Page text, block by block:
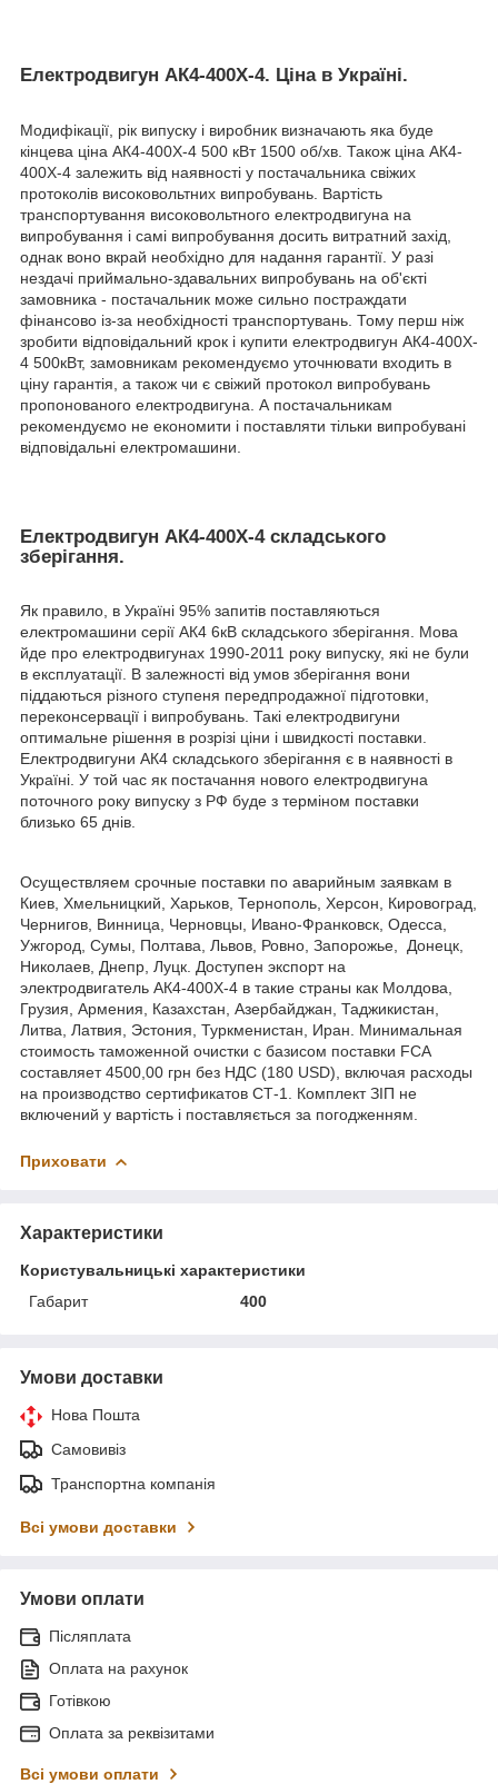
Електродвигун АК4-400X-4. Ціна в Україні.
Модифікації, рік випуску і виробник визначають яка буде
кінцева ціна АК4-400X-4 500 кВт 1500 об/хв. Також ціна АК4-
400X-4 залежить від наявності у постачальника свіжих
протоколів високовольтних випробувань. Вартість
транспортування високовольтного електродвигуна на
випробування і самі випробування досить витратний захід,
однак воно вкрай необхідно для надання гарантії. У разі
нездачі приймально-здавальних випробувань на об'єкті
замовника - постачальник може сильно постраждати
фінансово із-за необхідності транспортувань. Тому перш ніж
зробити відповідальний крок і купити електродвигун АК4-400X-
4 500кВт, замовникам рекомендуємо уточнювати входить в
ціну гарантія, а також чи є свіжий протокол випробувань
пропонованого електродвигуна. А постачальникам
рекомендуємо не економити і поставляти тільки випробувані
відповідальні електромашини.
Електродвигун АК4-400X-4 складського
зберігання.
Як правило, в Україні 95% запитів поставляються
електромашини серії АК4 6кВ складського зберігання. Мова
йде про електродвигунах 1990-2011 року випуску, які не були
в експлуатації. В залежності від умов зберігання вони
піддаються різного ступеня передпродажної підготовки,
переконсервації і випробувань. Такі електродвигуни
оптимальне рішення в розрізі ціни і швидкості поставки.
Електродвигуни АК4 складського зберігання є в наявності в
Україні. У той час як постачання нового електродвигуна
поточного року випуску з РФ буде з терміном поставки
близько 65 днів.
Осуществляем срочные поставки по аварийным заявкам в
Киев, Хмельницкий, Харьков, Тернополь, Херсон, Кировоград,
Чернигов, Винница, Черновцы, Ивано-Франковск, Одесса,
Ужгород, Сумы, Полтава, Львов, Ровно, Запорожье, Донецк,
Николаев, Днепр, Луцк. Доступен экспорт на
электродвигатель AК4-400X-4 в такие страны как Молдова,
Грузия, Армения, Казахстан, Азербайджан, Таджикистан,
Литва, Латвия, Эстония, Туркменистан, Иран. Минимальная
стоимость таможенной очистки с базисом поставки FCA
составляет 4500,00 грн без НДС (180 USD), включая расходы
на производство сертификатов СТ-1. Комплект ЗІП не
включений у вартість і поставляється за погодженням.
Приховати
Характеристики
Користувальницькі характеристики
Габарит
400
Умови доставки
Нова Пошта
Самовивіз
Транспортна компанія
Всі умови доставки
Умови оплати
Післяплата
Оплата на рахунок
Готівкою
Оплата за реквізитами
Всі умови оплати